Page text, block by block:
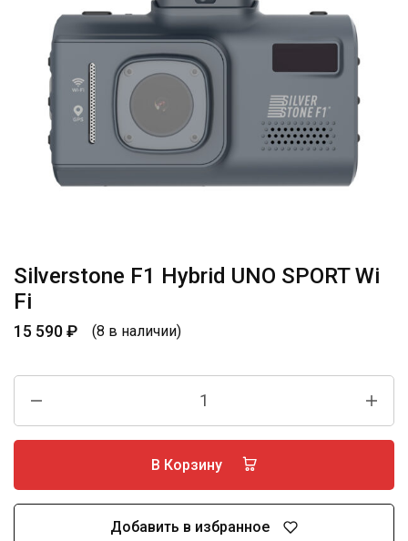
Silverstone F1 Hybrid UNO SPORT Wi
Fi
15 590₽ (8 в наличии)
В Корзину
Добавить в избранное